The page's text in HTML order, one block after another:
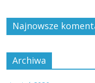
Najnowsze
Archiwa